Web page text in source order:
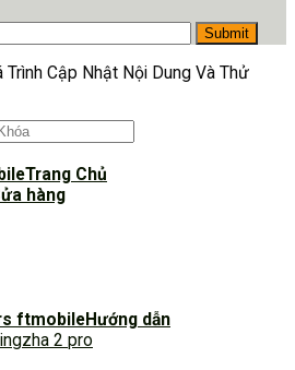
Cập Nhật Nội Dung Và Thử
Trang Chủ
hàng
Hướng dẫn
2 pro